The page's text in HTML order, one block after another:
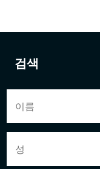
검색